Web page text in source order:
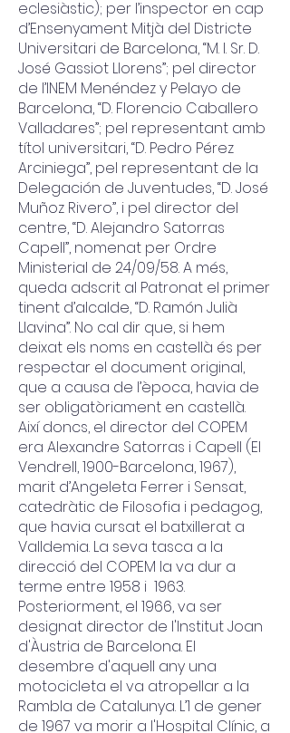
eclesiàstic); per l’inspector en cap
d’Ensenyament Mitjà del Districte
Universitari de Barcelona, “M. I. Sr. D.
José Gassiot Llorens”; pel director
de l’INEM Menéndez y Pelayo de
Barcelona, “D. Florencio Caballero
Valladares”; pel representant amb
títol universitari, “D. Pedro Pérez
Arciniega”, pel representant de la
Delegación de Juventudes, “D. José
Muñoz Rivero”, i pel director del
centre, “D. Alejandro Satorras
Capell”, nomenat per Ordre
Ministerial de 24/09/58. A més,
queda adscrit al Patronat el primer
tinent d’alcalde, “D. Ramón Julià
Llavina”. No cal dir que, si hem
deixat els noms en castellà és per
respectar el document original,
que a causa de l’època, havia de
ser obligatòriament en castellà.
Així doncs, el director del COPEM
era Alexandre Satorras i Capell (El
Vendrell, 1900-Barcelona, 1967),
marit d’Angeleta Ferrer i Sensat,
catedràtic de Filosofia i pedagog,
que havia cursat el batxillerat a
Valldemia. La seva tasca a la
direcció del COPEM la va dur a
terme entre 1958 i 1963.
Posteriorment, el 1966, va ser
designat director de l'Institut Joan
d'Àustria de Barcelona. El
desembre d'aquell any una
motocicleta el va atropellar a la
Rambla de Catalunya. L’1 de gener
de 1967 va morir a l'Hospital Clínic, a